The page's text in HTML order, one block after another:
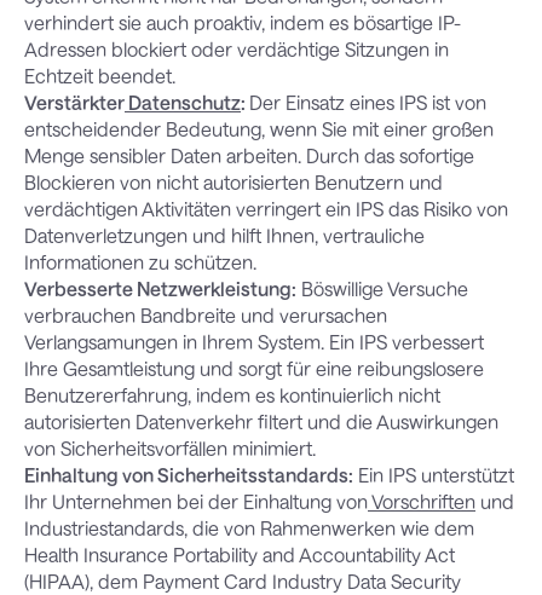
verhindert sie auch proaktiv, indem es bösartige IP-
Adressen blockiert oder verdächtige Sitzungen in
Echtzeit beendet.
Verstärkter Datenschutz: Der Einsatz eines IPS ist von
entscheidender Bedeutung, wenn Sie mit einer großen
Menge sensibler Daten arbeiten. Durch das sofortige
Blockieren von nicht autorisierten Benutzern und
verdächtigen Aktivitäten verringert ein IPS das Risiko von
Datenverletzungen und hilft Ihnen, vertrauliche
Informationen zu schützen.
Verbesserte Netzwerkleistung: Böswillige Versuche
verbrauchen Bandbreite und verursachen
Verlangsamungen in Ihrem System. Ein IPS verbessert
Ihre Gesamtleistung und sorgt für eine reibungslosere
Benutzererfahrung, indem es kontinuierlich nicht
autorisierten Datenverkehr filtert und die Auswirkungen
von Sicherheitsvorfällen minimiert.
Einhaltung von Sicherheitsstandards: Ein IPS unterstützt
Ihr Unternehmen bei der Einhaltung vonVorschriften und
Industriestandards, die von Rahmenwerken wie dem
Health Insurance Portability and Accountability Act
(HIPAA), dem Payment Card Industry Data Security